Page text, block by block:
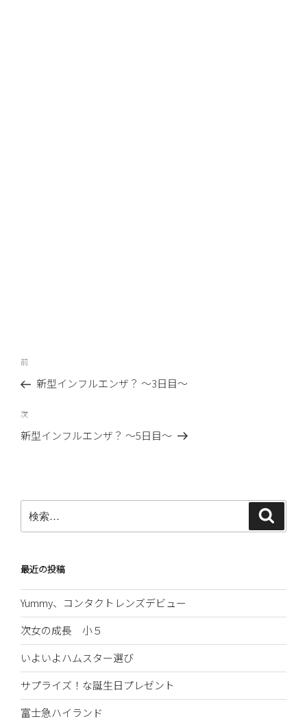
投
ナ
ビ
ゲ
ン
前
の
稿
前
新型インフルエンザ？ ～3日目～
次
の
次
新型インフルエンザ？ 〜5日目〜
索:
最近の投稿
Yummy、コンタクトレンズデビュー
次女の成長 小５
いよいよハムスター選び
サプライズ！な誕生日プレゼント
富士急ハイランド